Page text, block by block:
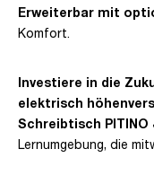
Erweiterbar mit
Komfort.
Investiere in die
elektrisch
Schreibtisch PITINO
Lernumgebung, die